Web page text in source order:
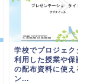
学校でプロジェクタ
利用した授業や保護
の配布資料に使える
ン...